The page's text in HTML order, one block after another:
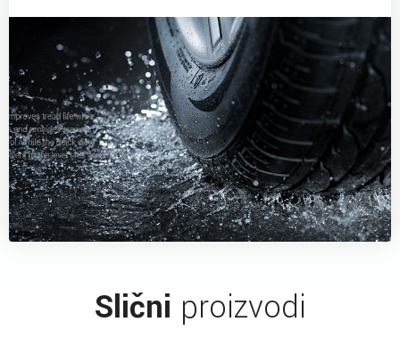
Slični proizvodi